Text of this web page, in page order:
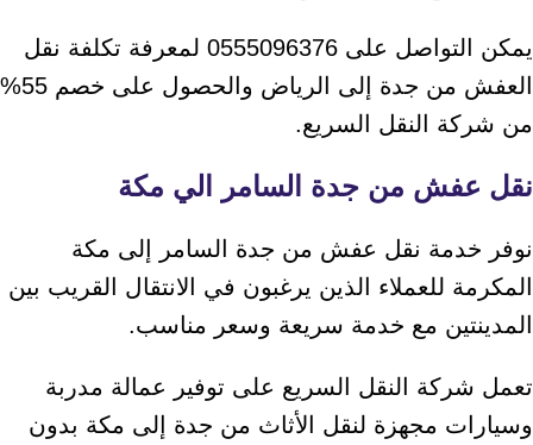
يمكن التواصل على 0555096376 لمعرفة تكلفة نقل
العفش من جدة إلى الرياض والحصول على خصم 55%
من شركة النقل السريع.
نقل عفش من جدة السامر الي مكة
نوفر خدمة نقل عفش من جدة السامر إلى مكة
المكرمة للعملاء الذين يرغبون في الانتقال القريب بين
المدينتين مع خدمة سريعة وسعر مناسب.
تعمل شركة النقل السريع على توفير عمالة مدربة
وسيارات مجهزة لنقل الأثاث من جدة إلى مكة بدون